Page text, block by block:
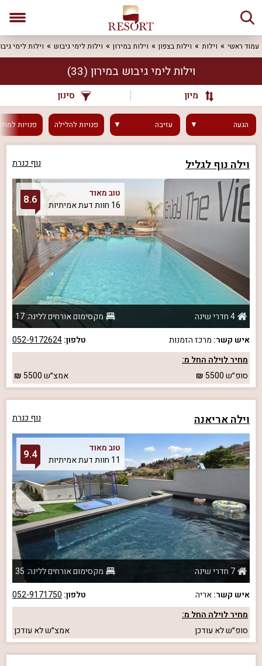
עמוד ראשי וילות וילות בצפון וילות במירון וילות לימי גיבוש וילות לימי
וילות לימי גיבוש במירון (33)
מיון סינון
הגעה עזיבה פנויותלהלילה פנויות
וילה נוף לגליל נוף כנרת
טוב מאוד
16 חוות דעת אמיתיות
8.6
4 חדרי שינה
מקסימום אורחים ללינה: 17
איש קשר: מרכז הזמנות טלפון:052-9172624
מחיר לוילה החל מ:
סופ״ש5500 אמצ״ש5500
וילה אריאנה נוף כנרת
טוב מאוד
11 חוות דעת אמיתיות
9.4
7 חדרי שינה
מקסימום אורחים ללינה: 35
איש קשר:אריה טלפון: 052-9171750
מחיר לוילה החל מ:
סופ״שלא עודכן אמצ״שלא עודכן